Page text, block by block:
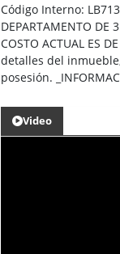
Código Interno:
DEPARTAMENTO DE
COSTO ACTUAL ES
detalles del
posesión.
Video